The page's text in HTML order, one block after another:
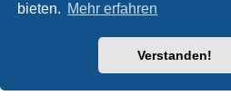
bieten. Mehr erfahren
Verstanden!